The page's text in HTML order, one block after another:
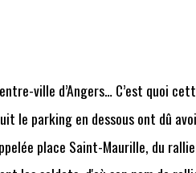
ville d’Angers… C’est quoi
le parking en dessous ont dû
place Saint-Maurille, du